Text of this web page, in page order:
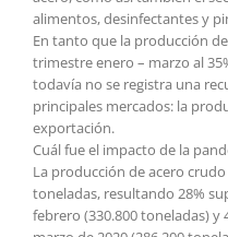
alimentos, desinfectantes y
En tanto que la producción
trimestre enero – marzo al
todavía no se registra una
principales mercados: la
exportación.
Cuál fue el impacto de la
La producción de acero
toneladas, resultando 28%
febrero (330.800 toneladas) y